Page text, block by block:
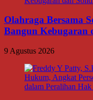
Olahraga Bersama
Bangun Kebugaran
9 Agustus 2026